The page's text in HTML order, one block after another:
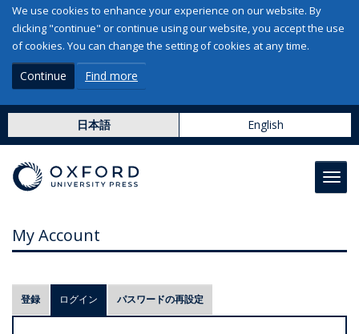
We use cookies to enhance your experience on our website. By
clicking "continue" or continue using our website, you accept the use
of cookies. You can change the setting of cookies at any time.
Continue Find more
日本語 English
My Account
プ
ラ
登録 ログイン (アクティブなタブ)
パスワードの再設定